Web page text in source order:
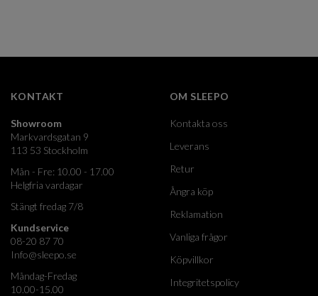
KONTAKT
Showroom
Markvardsgatan 9
113 53 Stockholm
Mån - Fre: 10.00 - 17.00
Helgfria vardagar
Stängt fredag 7/8
Kundservice
08-20 87 70
Info@sleepo.se
Måndag-Fredag
10.00-15.00
OM SLEEPO
Kontakta oss
Leverans
Retur
Ångra köp
Reklamation
Vanliga frågor
Köpvillkor
Integritetspolicy